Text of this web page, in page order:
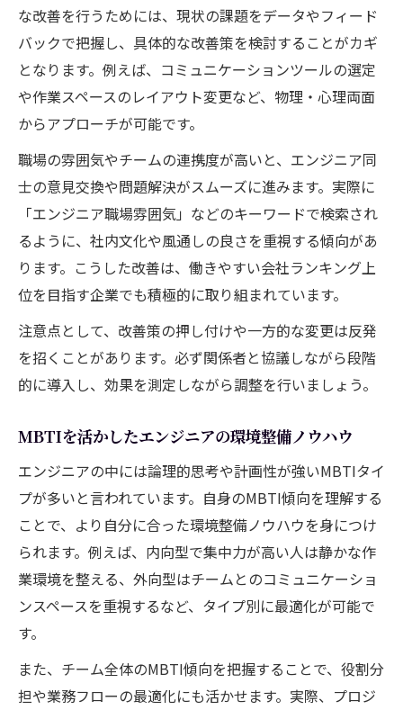
な改善を行うためには、現状の課題をデータやフィード
バックで把握し、具体的な改善策を検討することがカギ
となります。例えば、コミュニケーションツールの選定
や作業スペースのレイアウト変更など、物理・心理両面
からアプローチが可能です。
職場の雰囲気やチームの連携度が高いと、エンジニア同
士の意見交換や問題解決がスムーズに進みます。実際に
「エンジニア職場雰囲気」などのキーワードで検索され
るように、社内文化や風通しの良さを重視する傾向があ
ります。こうした改善は、働きやすい会社ランキング上
位を目指す企業でも積極的に取り組まれています。
注意点として、改善策の押し付けや一方的な変更は反発
を招くことがあります。必ず関係者と協議しながら段階
的に導入し、効果を測定しながら調整を行いましょう。
MBTIを活かしたエンジニアの環境整備ノウハウ
エンジニアの中には論理的思考や計画性が強いMBTIタイ
プが多いと言われています。自身のMBTI傾向を理解する
ことで、より自分に合った環境整備ノウハウを身につけ
られます。例えば、内向型で集中力が高い人は静かな作
業環境を整える、外向型はチームとのコミュニケーショ
ンスペースを重視するなど、タイプ別に最適化が可能で
す。
また、チーム全体のMBTI傾向を把握することで、役割分
担や業務フローの最適化にも活かせます。実際、プロジ